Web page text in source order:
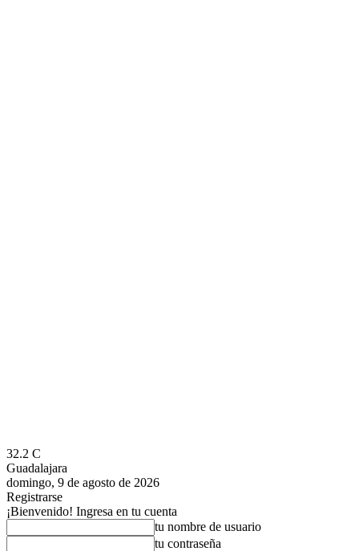
32.2 C
Guadalajara
domingo, 9 de agosto de 2026
Registrarse
¡Bienvenido! Ingresa en tu cuenta
tu nombre de usuario
tu contraseña